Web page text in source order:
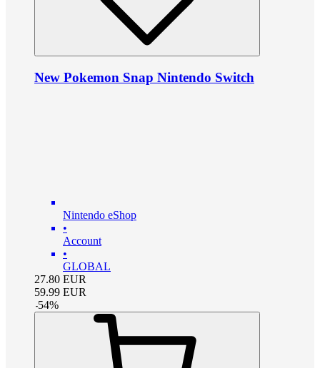
New Pokemon Snap Nintendo Switch
Nintendo eShop
•
Account
•
GLOBAL
27.80 EUR
59.99 EUR
-54%